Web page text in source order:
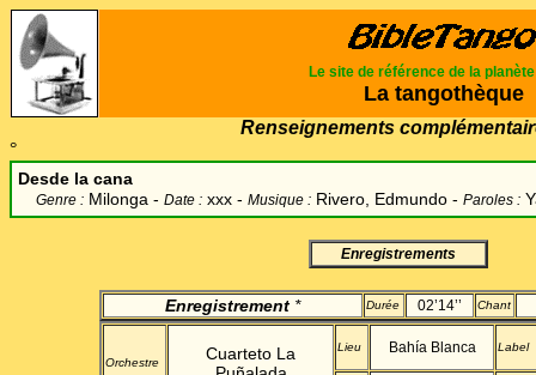
Le site de référence de la planète
La tangothèque
Renseignements
°
Desde la cana
Genre : Milonga - Date : xxx - Musique : Rivero, Edmundo - Paroles :
Enregistrements
Enregistrement * Durée 02’14’’ Chant
Orchestre
Cuarteto La
Lieu Bahía Blanca Label